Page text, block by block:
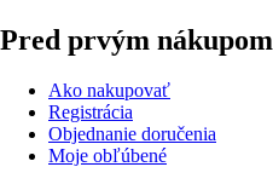
Pred prvým nákupom
Ako nakupovať
Registrácia
Objednanie doručenia
Moje obľúbené